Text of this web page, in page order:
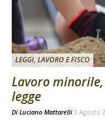
LEGGI, LAVORO E FISCO
Lavoro
legge
Di Luciano Mattarelli 3 Agosto